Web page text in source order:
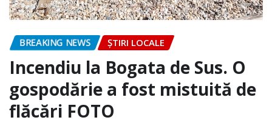
BREAKING NEWS ȘTIRI LOCALE
Incendiu la Bogata de Sus. O
gospodărie a fost mistuită de
flăcări FOTO